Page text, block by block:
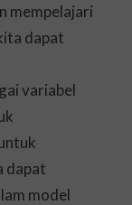
mempelajari
dapat
variabel
dapat
model